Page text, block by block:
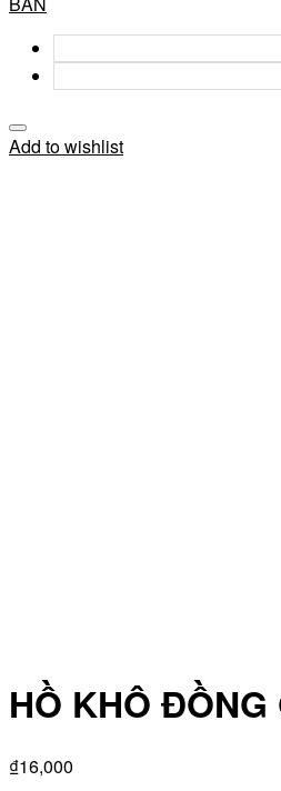
Add to wishlist
HỒ KHÔ ĐỒNG
₫16,000